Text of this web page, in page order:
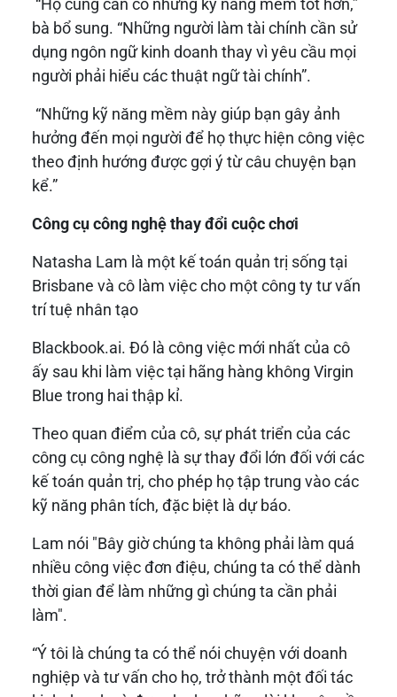
“Họ cũng cần có những kỹ năng mềm tốt hơn,”
bà bổ sung. “Những người làm tài chính cần sử
dụng ngôn ngữ kinh doanh thay vì yêu cầu mọi
người phải hiểu các thuật ngữ tài chính”.
“Những kỹ năng mềm này giúp bạn gây ảnh
hưởng đến mọi người để họ thực hiện công việc
theo định hướng được gợi ý từ câu chuyện bạn
kể.”
Công cụ công nghệ thay đổi cuộc chơi
Natasha Lam là một kế toán quản trị sống tại
Brisbane và cô làm việc cho một công ty tư vấn
trí tuệ nhân tạo
Blackbook.ai. Đó là công việc mới nhất của cô
ấy sau khi làm việc tại hãng hàng không Virgin
Blue trong hai thập kỉ.
Theo quan điểm của cô, sự phát triển của các
công cụ công nghệ là sự thay đổi lớn đối với các
kế toán quản trị, cho phép họ tập trung vào các
kỹ năng phân tích, đặc biệt là dự báo.
Lam nói "Bây giờ chúng ta không phải làm quá
nhiều công việc đơn điệu, chúng ta có thể dành
thời gian để làm những gì chúng ta cần phải
làm".
“Ý tôi là chúng ta có thể nói chuyện với doanh
nghiệp và tư vấn cho họ, trở thành một đối tác